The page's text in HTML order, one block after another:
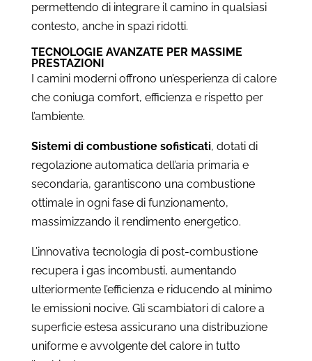
permettendo di integrare il camino in qualsiasi
contesto, anche in spazi ridotti.
TECNOLOGIE AVANZATE PER MASSIME
PRESTAZIONI
I camini moderni offrono un’esperienza di calore
che coniuga comfort, efficienza e rispetto per
l’ambiente.
Sistemi di combustione sofisticati, dotati di
regolazione automatica dell’aria primaria e
secondaria, garantiscono una combustione
ottimale in ogni fase di funzionamento,
massimizzando il rendimento energetico.
L’innovativa tecnologia di post-combustione
recupera i gas incombusti, aumentando
ulteriormente l’efficienza e riducendo al minimo
le emissioni nocive. Gli scambiatori di calore a
superficie estesa assicurano una distribuzione
uniforme e avvolgente del calore in tutto